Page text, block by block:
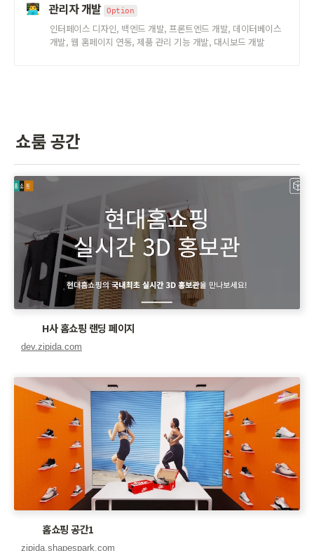
👨‍💻 관리자 개발 Option
인터페이스 디자인, 백엔드 개발, 프론트엔드 개발, 데이터베이스
개발, 웹 홈페이지 연동, 제품 관리 기능 개발, 대시보드 개발
쇼룸 공간
H사 홈쇼핑 랜딩 페이지
홈쇼핑 공간1